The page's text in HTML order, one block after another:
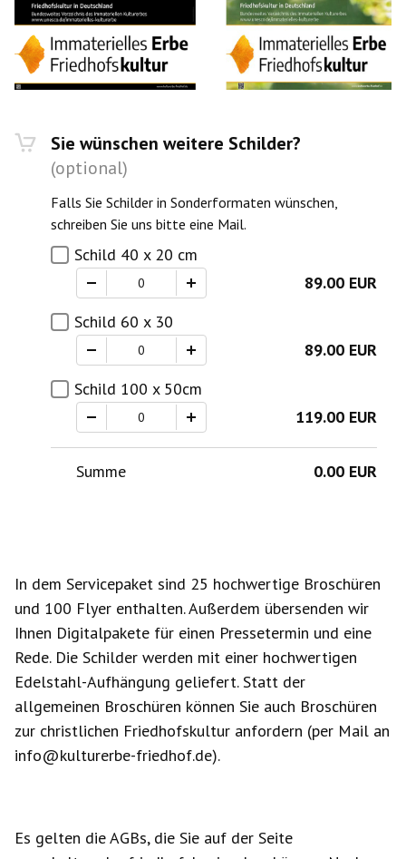
Sie wünschen weitere Schilder?
(optional)
Falls Sie Schilder in Sonderformaten wünschen,
schreiben Sie uns bitte eine Mail.
Schild 40 x 20 cm
89.00 EUR
Schild 60 x 30
89.00 EUR
Schild 100 x 50cm
119.00 EUR
Summe 0.00 EUR
In dem Servicepaket sind 25 hochwertige Broschüren
und 100 Flyer enthalten. Außerdem übersenden wir
Ihnen Digitalpakete für einen Pressetermin und eine
Rede. Die Schilder werden mit einer hochwertigen
Edelstahl-Aufhängung geliefert. Statt der
allgemeinen Broschüren können Sie auch Broschüren
zur christlichen Friedhofskultur anfordern (per Mail an
info@kulturerbe-friedhof.de).
Es gelten die AGBs, die Sie auf der Seite